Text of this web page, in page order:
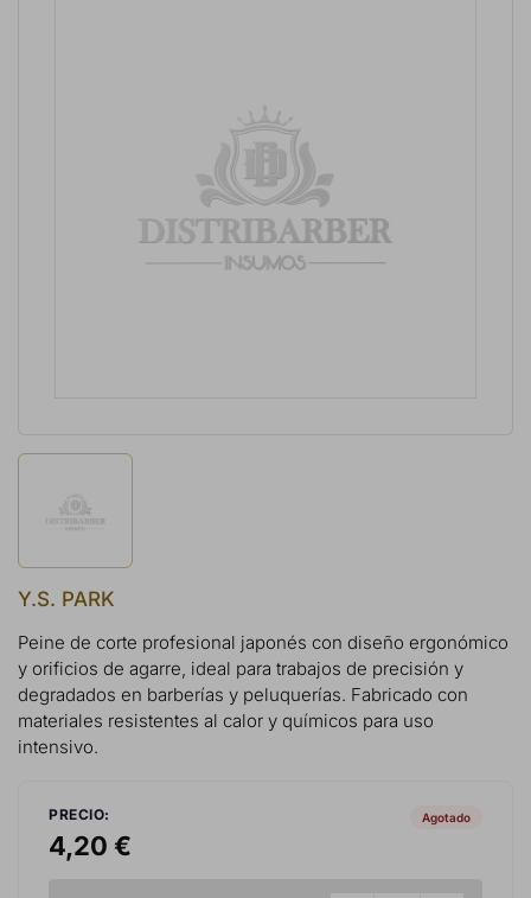
Y.S. PARK
Peine de corte profesional japonés con diseño ergonómico
y orificios de agarre, ideal para trabajos de precisión y
degradados en barberías y peluquerías. Fabricado con
materiales resistentes al calor y químicos para uso
intensivo.
PRECIO:
4,20 €
Agotado